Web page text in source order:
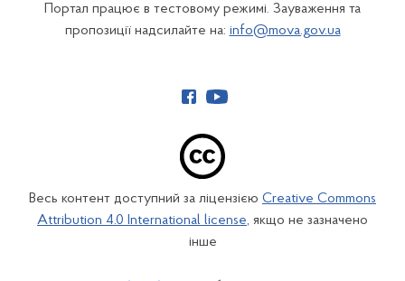
Портал працює в тестовому режимі. Зауваження та
пропозиції надсилайте на: info@mova.gov.ua
Весь контент доступний за ліцензією Creative Commons
Attribution 4.0 International license, якщо не зазначено
інше